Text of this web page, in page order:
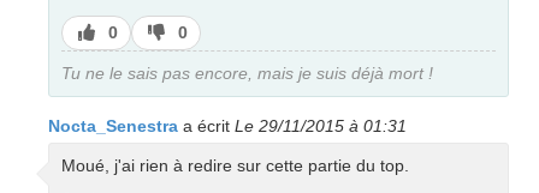
J’aime
0
J’aime
pas
0
Tu ne le sais pas encore, mais je suis déjà mort !
Nocta_Senestra a écrit Le 29/11/2015 à 01:31
Moué, j'ai rien à redire sur cette partie du top.